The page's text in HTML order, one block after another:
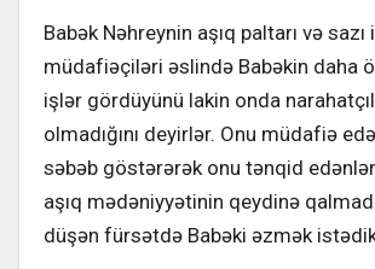
Babək Nəhreynin aşıq paltarı və sazı
müdafiəçiləri əslində Babəkin daha
işlər gördüyünü lakin onda
olmadığını deyirlər. Onu müdafiə
səbəb göstərərək onu tənqid
aşıq mədəniyyətinin qeydinə
düşən fürsətdə Babəki əzmək